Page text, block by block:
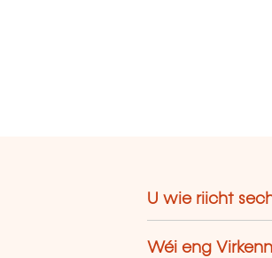
entreprises partenaires et
U wie riicht
Wéi eng